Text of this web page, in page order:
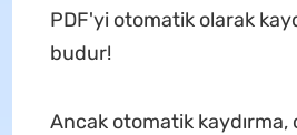
PDF'yi otomatik olarak
budur!
Ancak otomatik kaydırma,